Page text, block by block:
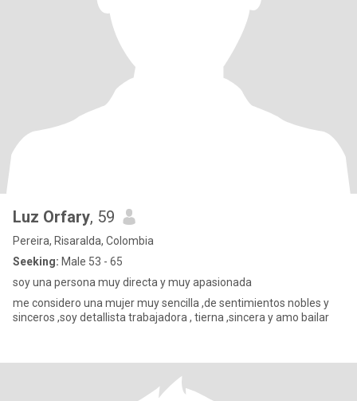
Luz Orfary, 59
Pereira, Risaralda, Colombia
Seeking: Male 53 - 65
soy una persona muy directa y muy apasionada
me considero una mujer muy sencilla ,de sentimientos nobles y
sinceros ,soy detallista trabajadora , tierna ,sincera y amo bailar